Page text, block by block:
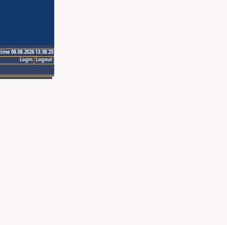
08.08.2026 13:38:25
Logout
Login